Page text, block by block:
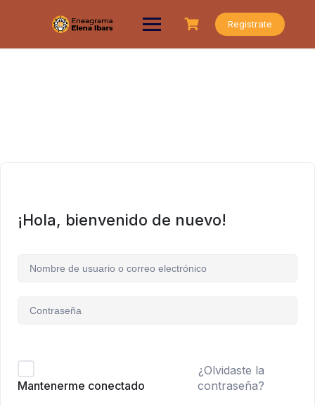
Registrate
¡Hola, bienvenido de nuevo!
Mantenerme conectado
¿Olvidaste la
contraseña?